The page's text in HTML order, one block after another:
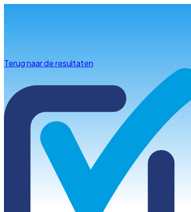
Terug naar de resultaten